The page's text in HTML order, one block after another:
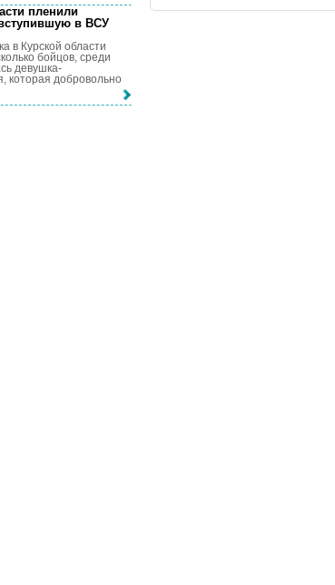
пленили
в ВСУ
в Курской области
бойцов, среди
девушка-
которая добровольно